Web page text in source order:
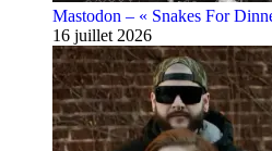
Mastodon – « Snakes For
16 juillet 2026